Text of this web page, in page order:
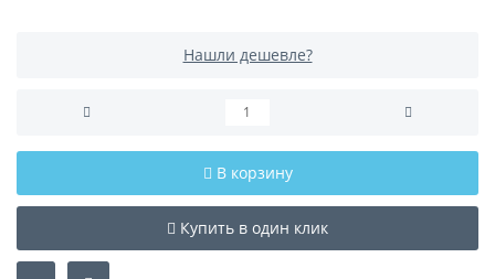
Нашли дешевле?
В корзину
Купить в один клик